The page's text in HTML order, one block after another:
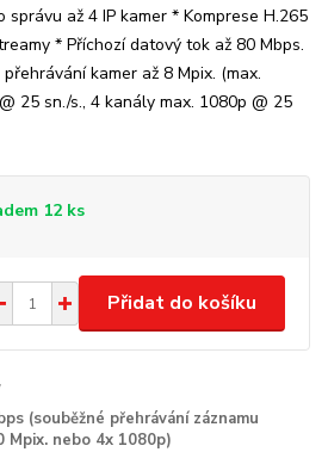
až 4 IP kamer * Komprese H.265
* Příchozí datový tok až 80 Mbps.
kamer až 8 Mpix. (max.
25 sn./s., 4 kanály max. 1080p @ 25
12 ks
Přidat do košíku
(souběžné přehrávání záznamu
Mpix. nebo 4x 1080p)